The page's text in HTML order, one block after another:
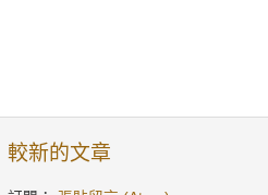
較新的文章